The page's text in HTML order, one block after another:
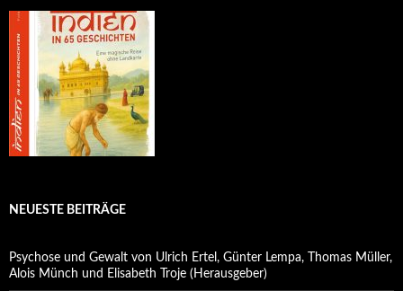
NEUESTE BEITRÄGE
Psychose und Gewalt von Ulrich Ertel, Günter Lempa, Thomas Müller,
Alois Münch und Elisabeth Troje (Herausgeber)